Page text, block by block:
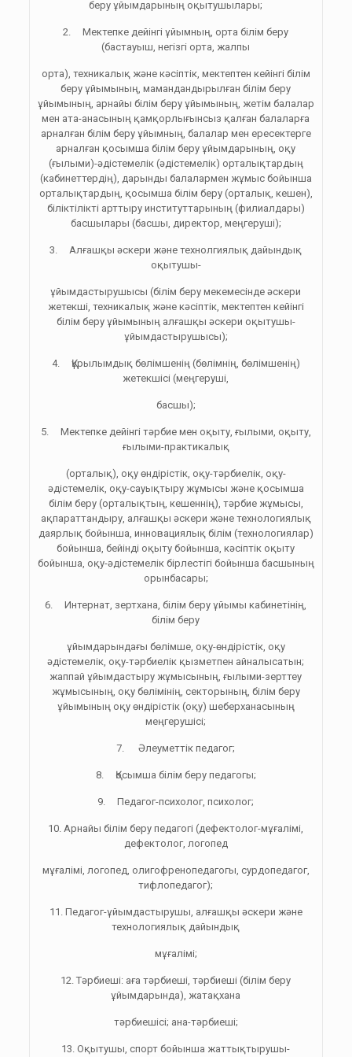
беру ұйымдарының оқытушылары;
2. Мектепке дейінгі ұйымның, орта білім беру
(бастауыш, негізгі орта, жалпы
орта), техникалық және кәсіптік, мектептен кейінгі білім
беру ұйымының, мамандандырылған білім беру
ұйымының, арнайы білім беру ұйымының, жетім балалар
мен ата-анасының қамқорлығынсыз қалған балаларға
арналған білім беру ұйымның, балалар мен ересектерге
арналған қосымша білім беру ұйымдарының, оқу
(ғылыми)-әдістемелік (әдістемелік) орталықтардың
(кабинеттердің), дарынды балалармен жұмыс бойынша
орталықтардың, қосымша білім беру (орталық, кешен),
біліктілікті арттыру институттарының (филиалдары)
басшылары (басшы, директор, меңгеруші);
3. Алғашқы әскери және технолгиялық дайындық
оқытушы-
ұйымдастырушысы (білім беру мекемесінде әскери
жетекші, техникалық және кәсіптік, мектептен кейінгі
білім беру ұйымының алғашқы әскери оқытушы-
ұйымдастырушысы);
4. Құрылымдық бөлімшенің (бөлімнің, бөлімшенің)
жетекшісі (меңгеруші,
басшы);
5. Мектепке дейінгі тәрбие мен оқыту, ғылыми, оқыту,
ғылыми-практикалық
(орталық), оқу өндірістік, оқу-тәрбиелік, оқу-
әдістемелік, оқу-сауықтыру жұмысы және қосымша
білім беру (орталықтың, кешеннің), тәрбие жұмысы,
ақпараттандыру, алғашқы әскери және технологиялық
даярлық бойынша, инновациялық білім (технологиялар)
бойынша, бейінді оқыту бойынша, кәсіптік оқыту
бойынша, оқу-әдістемелік бірлестігі бойынша басшының
орынбасары;
6. Интернат, зертхана, білім беру ұйымы кабинетінің,
білім беру
ұйымдарындағы бөлімше, оқу-өндірістік, оқу
әдістемелік, оқу-тәрбиелік қызметпен айналысатын;
жаппай ұйымдастыру жұмысының, ғылыми-зерттеу
жұмысының, оқу бөлімінің, секторының, білім беру
ұйымының оқу өндірістік (оқу) шеберханасының
меңгерушісі;
7. Әлеуметтік педагог;
8. Қосымша білім беру педагогы;
9. Педагог-психолог, психолог;
10. Арнайы білім беру педагогі (дефектолог-мұғалімі,
дефектолог, логопед
мұғалімі, логопед, олигофренопедагогы, сурдопедагог,
тифлопедагог);
11. Педагог-ұйымдастырушы, алғашқы әскери және
технологиялық дайындық
мұғалімі;
12. Тәрбиеші: аға тәрбиеші, тәрбиеші (білім беру
ұйымдарында), жатақхана
тәрбиешісі; ана-тәрбиеші;
13. Оқытушы, спорт бойынша жаттықтырушы-